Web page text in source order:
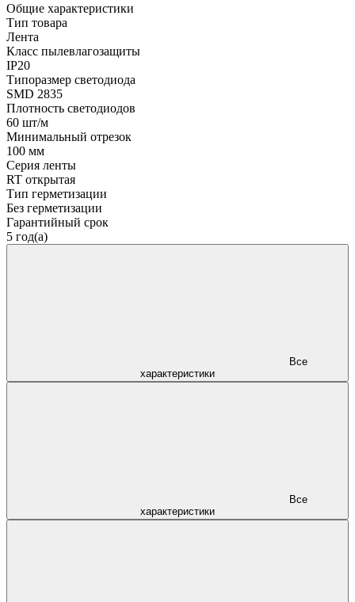
Общие характеристики
Тип товара
Лента
Класс пылевлагозащиты
IP20
Типоразмер светодиода
SMD 2835
Плотность светодиодов
60 шт/м
Минимальный отрезок
100 мм
Серия ленты
RT открытая
Тип герметизации
Без герметизации
Гарантийный срок
5 год(а)
характеристики
характеристики